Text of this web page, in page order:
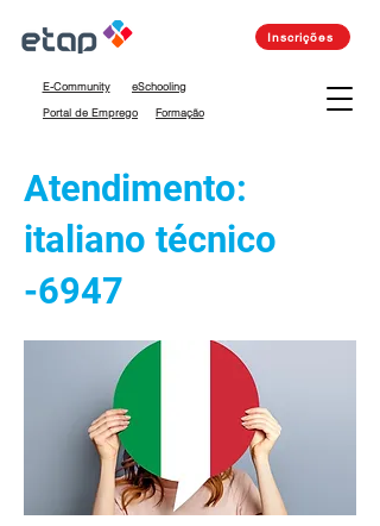
eSchooling
E-Community
Portal de Emprego
Formação
Inscrições
Atendimento:
italiano técnico
-6947